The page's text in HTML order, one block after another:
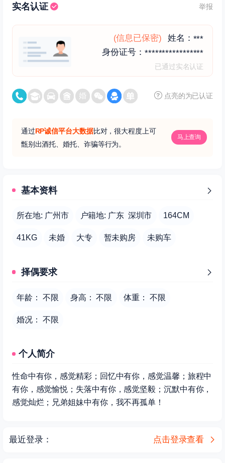
实名认证 举报
(信息已保密) 姓名： ***
身份证号： *****************
已通过实名认证
点亮的为已认证
通过RP诚信平台大数据比对，很大程度上可
甑别出酒托、婚托、诈骗等行为。
马上查询
基本资料
所在地: 广州市 户籍地: 广东 深圳市 164CM
41KG 未婚 大专 暂未购房 未购车
择偶要求
年龄： 不限 身高： 不限 体重： 不限
婚况： 不限
个人简介
性命中有你，感觉精彩；回忆中有你，感觉温馨；旅程中
有你，感觉愉悦；失落中有你，感觉坚毅；沉默中有你，
感觉灿烂；兄弟姐妹中有你，我不再孤单！
最近登录： 点击登录查看